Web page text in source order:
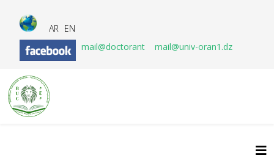
AR EN
mail@doctorant
mail@univ-oran1.dz